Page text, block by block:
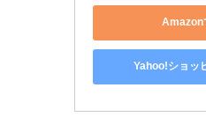
Amazon
Yahoo!ショッ